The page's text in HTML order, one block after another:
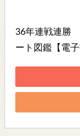
36年連戦連勝
ート図鑑【電